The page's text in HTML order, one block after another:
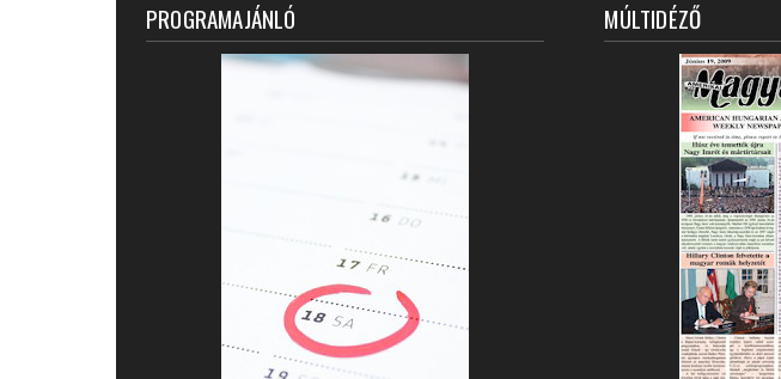
PROGRAMAJÁNLÓ MÚLTIDÉZŐ